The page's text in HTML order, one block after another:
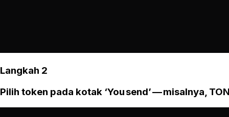
Langkah 2
Pilih token pada kotak ‘You send’ — misalnya,